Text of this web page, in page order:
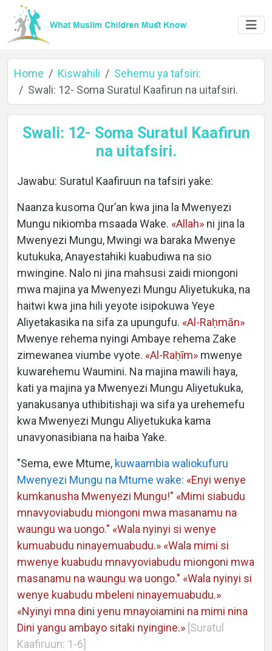
Home
About
Languages
Home Kiswahili
Sehemu ya tafsiri:
Swali: 12- Soma Suratul Kaafirun na uitafsiri.
Swali: 12- Soma Suratul Kaafirun
na uitafsiri.
Jawabu: Suratul Kaafiruun na tafsiri yake:
Naanza kusoma Qur’an kwa jina la Mwenyezi
Mungu nikiomba msaada Wake. «Allah» ni jina la
Mwenyezi Mungu, Mwingi wa baraka Mwenye
kutukuka, Anayestahiki kuabudiwa na sio
mwingine. Nalo ni jina mahsusi zaidi miongoni
mwa majina ya Mwenyezi Mungu Aliyetukuka, na
haitwi kwa jina hili yeyote isipokuwa Yeye
Aliyetakasika na sifa za upungufu. «Al-Raḥmān»
Mwenye rehema nyingi Ambaye rehema Zake
zimewanea viumbe vyote. «Al-Raḥīm» mwenye
kuwarehemu Waumini. Na majina mawili haya,
kati ya majina ya Mwenyezi Mungu Aliyetukuka,
yanakusanya uthibitishaji wa sifa ya urehemefu
kwa Mwenyezi Mungu Aliyetukuka kama
unavyonasibiana na haiba Yake.
"Sema, ewe Mtume, kuwaambia waliokufuru
Mwenyezi Mungu na Mtume wake: «Enyi wenye
kumkanusha Mwenyezi Mungu!" «Mimi siabudu
mnavyoviabudu miongoni mwa masanamu na
waungu wa uongo." «Wala nyinyi si wenye
kumuabudu ninayemuabudu.» «Wala mimi si
mwenye kuabudu mnavyoviabudu miongoni mwa
masanamu na waungu wa uongo." «Wala nyinyi si
wenye kuabudu mbeleni ninayemuabudu.»
«Nyinyi mna dini yenu mnayoiamini na mimi nina
Dini yangu ambayo sitaki nyingine.» [Suratul
Kaafiruun: 1-6]